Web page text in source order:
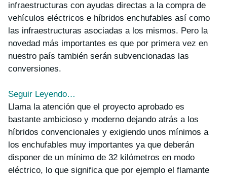
infraestructuras con ayudas directas a la compra de
vehículos eléctricos e híbridos enchufables así como
las infraestructuras asociadas a los mismos. Pero la
novedad más importantes es que por primera vez en
nuestro país también serán subvencionadas las
conversiones.
Seguir Leyendo…
Llama la atención que el proyecto aprobado es
bastante ambicioso y moderno dejando atrás a los
híbridos convencionales y exigiendo unos mínimos a
los enchufables muy importantes ya que deberán
disponer de un mínimo de 32 kilómetros en modo
eléctrico, lo que significa que por ejemplo el flamante